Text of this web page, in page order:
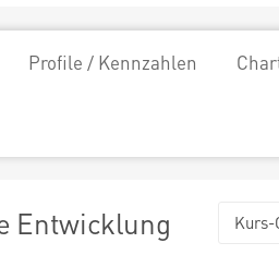
Profile / Kennzahlen
Entwicklung Kurs-